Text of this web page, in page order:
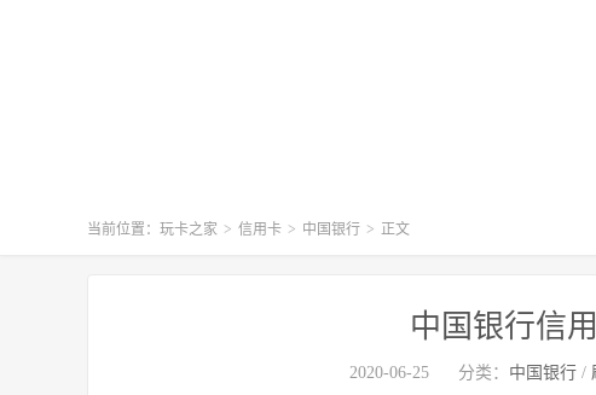
当前位置： 玩卡之家 > 信用卡 > 中国银行 > 正文
中国银行信
2020-06-25 分类： 中国银行 /